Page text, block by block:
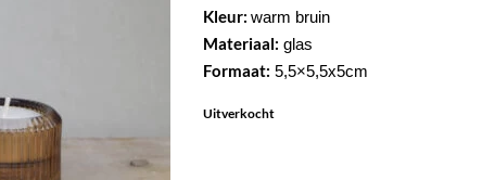
Kleur: warm bruin
Materiaal: glas
Formaat: 5,5×5,5x5cm
Uitverkocht